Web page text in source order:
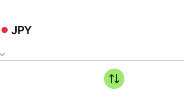
JPY